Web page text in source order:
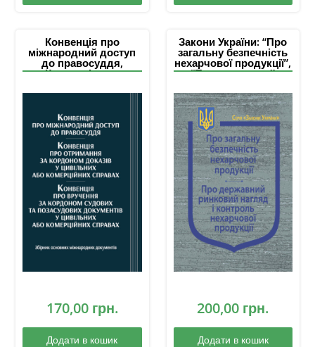
Конвенція про
міжнародний доступ
до правосуддя,
Конвенція про
кордоном доказів у
комерційних справах,
Конвенція про
вручення за кордоном
судових та
позасудових
документів у
цивільних або
комерційних справах
170,00 грн.
Додати в кошик
Закони України: “Про
загальну безпечність
нехарчової продукції”,
“Про державний
контроль нехарчової
продукції”
200,00 грн.
Додати в кошик